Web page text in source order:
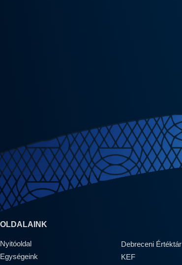
OLDALAINK
Nyitóoldal
Egységeink
Debreceni Értéktár
KEF